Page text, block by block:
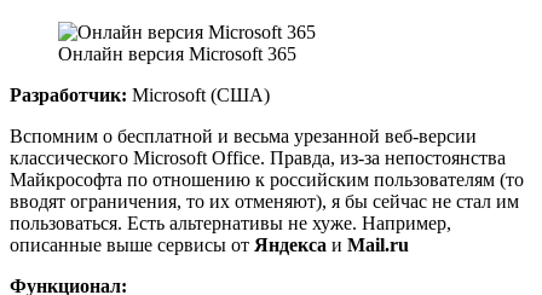
Онлайн верcия Microsoft 365
Разработчик: Microsoft (США)
Вспомним о бесплатной и весьма урезанной веб-версии
классического Microsoft Office. Правда, из-за непостоянства
Майкрософта по отношению к российским пользователям (то
вводят ограничения, то их отменяют), я бы сейчас не стал им
пользоваться. Есть альтернативы не хуже. Например,
описанные выше сервисы от Яндекса и Mail.ru
Функционал: